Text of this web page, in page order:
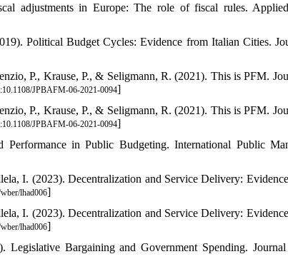
adjustments in Europe: The role of fiscal rules.
Political Budget Cycles: Evidence from Italian Cities.
P., Krause, P., & Seligmann, R. (2021). This is PFM.
JPBAFM-06-2021-0094]
P., Krause, P., & Seligmann, R. (2021). This is PFM.
JPBAFM-06-2021-0094]
in Public Budgeting. International Public
I. (2023). Decentralization and Service Delivery:
lhad006]
I. (2023). Decentralization and Service Delivery:
lhad006]
Bargaining and Government Spending.